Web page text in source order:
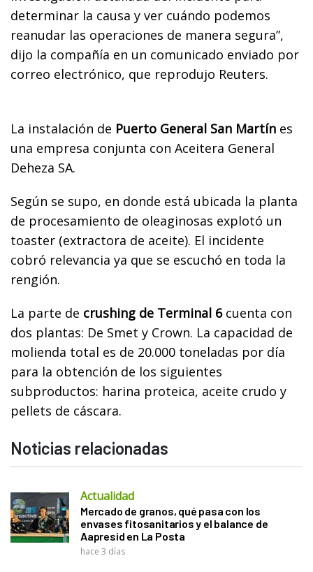
determinar la causa y ver cuándo podemos
reanudar las operaciones de manera segura”,
dijo la compañía en un comunicado enviado por
correo electrónico, que reprodujo Reuters.
La instalación de Puerto General San Martín es
una empresa conjunta con Aceitera General
Deheza SA.
Según se supo, en donde está ubicada la planta
de procesamiento de oleaginosas explotó un
toaster (extractora de aceite). El incidente
cobró relevancia ya que se escuchó en toda la
rengión.
La parte de crushing de Terminal 6cuenta con
dos plantas: De Smet y Crown. La capacidad de
molienda total es de 20.000 toneladas por día
para la obtención de los siguientes
subproductos: harina proteica, aceite crudo y
pellets de cáscara.
Noticias relacionadas
Actualidad
Mercado de granos, qué pasa con los
envases fitosanitarios y el balance de
Aapresid en La Posta
hace 3 días